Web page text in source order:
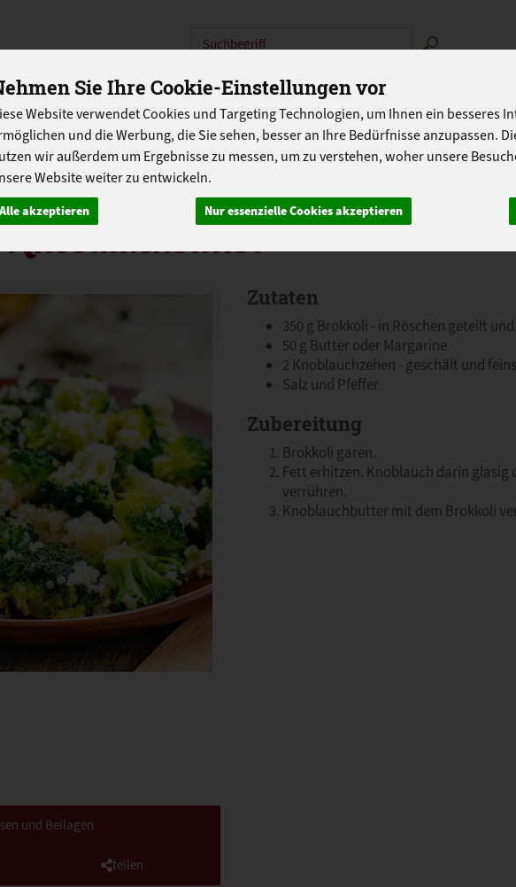
Sie Ihre Cookie-Einstellungen vor
Website verwendet Cookies und Targeting Technologien, um Ihnen ein besseres
und die Werbung, die Sie sehen, besser an Ihre Bedürfnisse anzupassen.
wir außerdem um Ergebnisse zu messen, um zu verstehen, woher unsere
Website weiter zu entwickeln.
Alle akzeptieren Nur essenzielle Cookies akzeptieren
Produkt
EINKAUFEN ABOKISTEN SO GEHT'S ÜBER UNS
EU-SCHULPROGRAMM
und Beilagen
teilen
Zutaten
350 g Brokkoli - in Röschen geteilt
50 g Butter oder Margarine
2 Knoblauchzehen - geschält und
Salz und Pfeffer
Zubereitung
Brokkoli garen.
Fett erhitzen. Knoblauch darin glasig
verrühren.
Knoblauchbutter mit dem Brokkoli